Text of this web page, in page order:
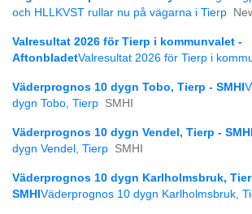
och HLLKVST rullar nu på vägarna i Tierp
Valresultat 2026 för Tierp i kommunvalet -
AftonbladetValresultat 2026 för Tierp i
Väderprognos 10 dygn Tobo, Tierp - SMHI
dygn Tobo, Tierp SMHI
Väderprognos 10 dygn Vendel, Tierp - SMHI
dygn Vendel, Tierp SMHI
Väderprognos 10 dygn Karlholmsbruk,
SMHI Väderprognos 10 dygn Karlholmsbruk,